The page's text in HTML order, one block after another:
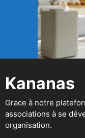
Kananas
Grace à notre
associations à se
organisation.